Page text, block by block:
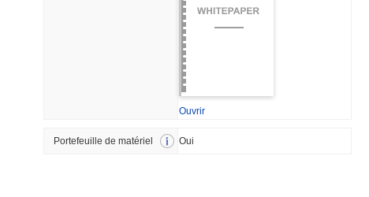
Ouvrir
Portefeuille de matériel Oui